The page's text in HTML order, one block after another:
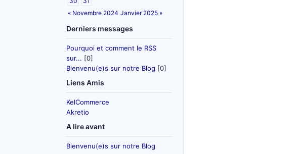
« Novembre 2024 Janvier 2025 »
Derniers messages
Pourquoi et comment le RSS
sur... [0]
Bienvenu(e)s sur notre Blog [0]
Liens Amis
KelCommerce
Akretio
A lire avant
Bienvenu(e)s sur notre Blog